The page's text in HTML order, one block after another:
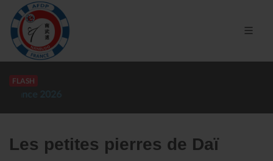
FLASH
Résultats coupe du Sud d'hiver 2025
Les petites pierres de Daï